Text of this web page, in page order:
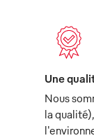
Une
Nous
la